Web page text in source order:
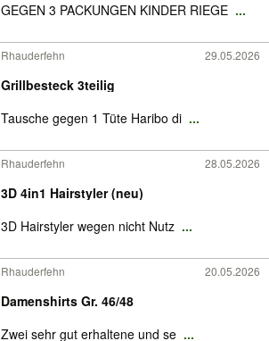
GEGEN 3 PACKUNGEN KINDER RIEGE ...
Rhauderfehn 29.05.2026
Grillbesteck 3teilig
Tausche gegen 1 Tüte Haribo di ...
Rhauderfehn 28.05.2026
3D 4in1 Hairstyler (neu)
3D Hairstyler wegen nicht Nutz ...
Rhauderfehn 20.05.2026
Damenshirts Gr. 46/48
Zwei sehr gut erhaltene und se ...